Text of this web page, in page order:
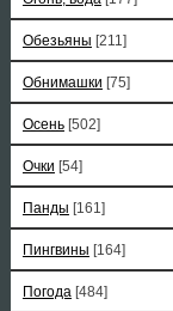
Обезьяны [211]
Обнимашки [75]
Осень [502]
Очки [54]
Панды [161]
Пингвины [164]
Погода [484]